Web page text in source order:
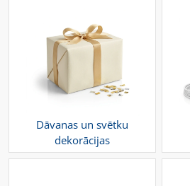
Dāvanas un svētku
dekorācijas